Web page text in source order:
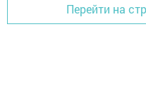
Перейти на